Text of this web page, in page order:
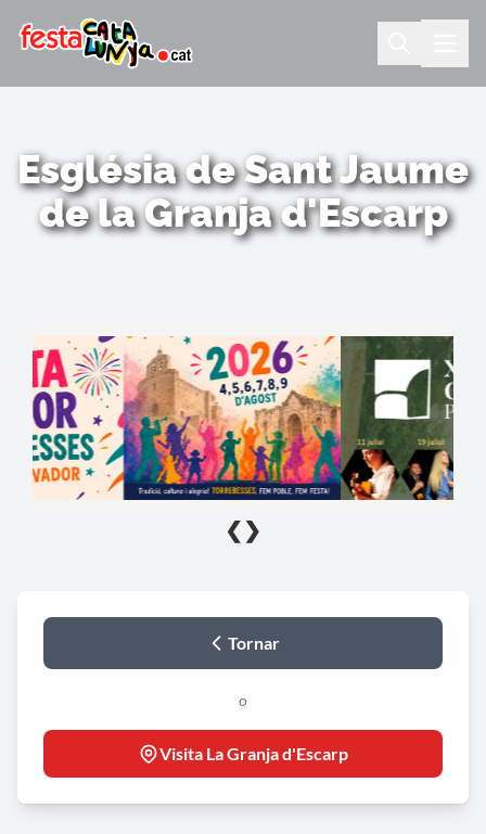
Església de Sant Jaume
de la Granja d'Escarp
❮ ❯
Tornar
o
Visita La Granja d'Escarp